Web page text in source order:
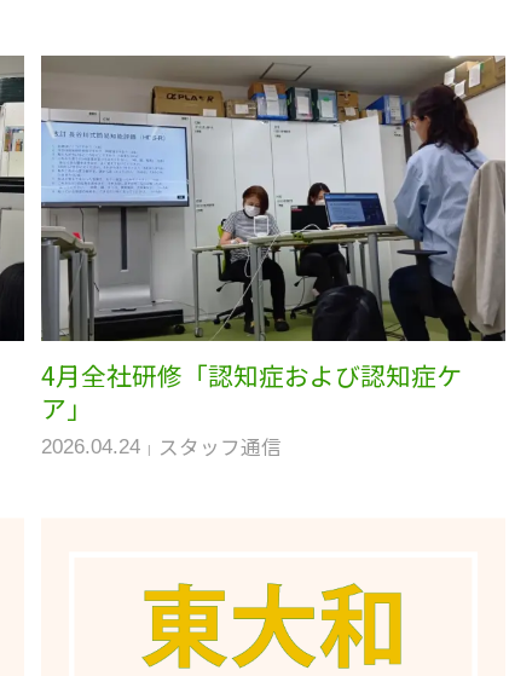
4月全社研修「認知症および認知症ケ
ア」
2026.04.24 スタッフ通信